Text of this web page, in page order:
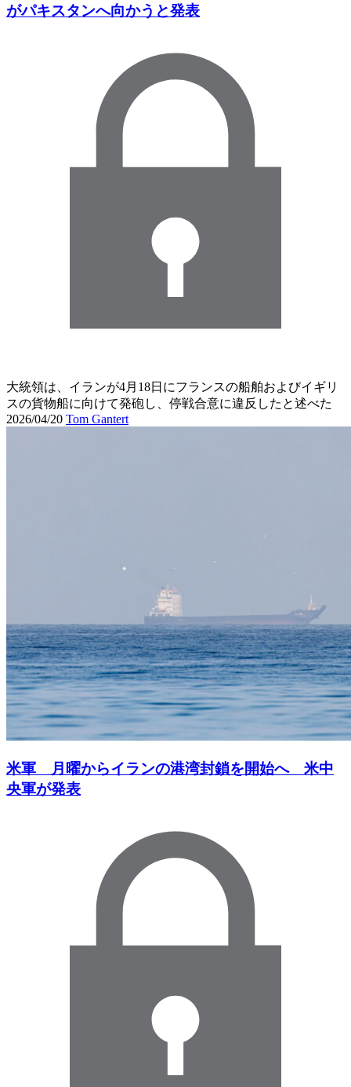
がパキスタンへ向かうと発表
大統領は、イランが4月18日にフランスの船舶およびイギリ
スの貨物船に向けて発砲し、停戦合意に違反したと述べた
2026/04/20 Tom Gantert
米軍 月曜からイランの港湾封鎖を開始へ 米中
央軍が発表